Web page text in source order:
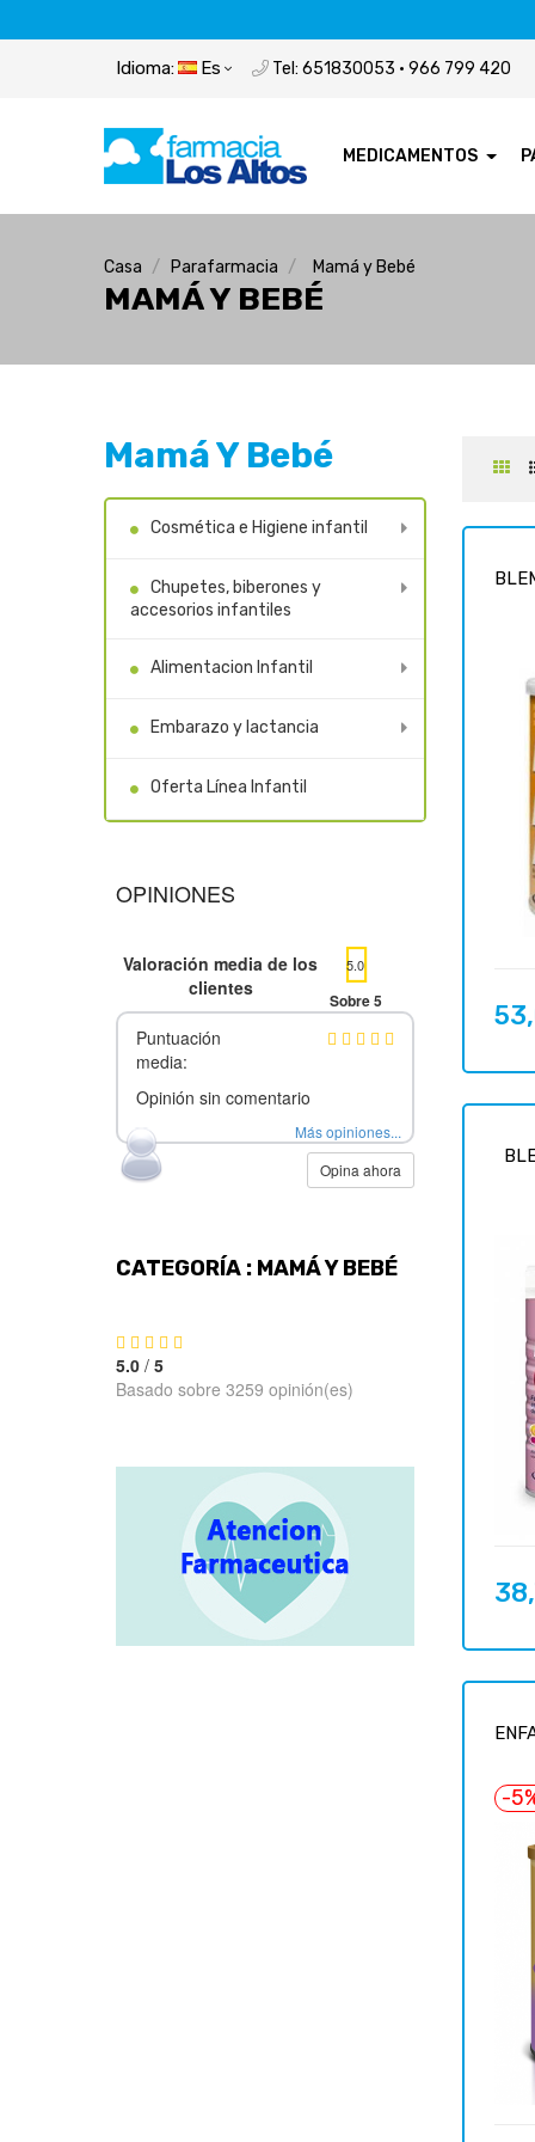
Idioma: Es Tel: 651830053 · 966 799 420
MEDICAMENTOS
Casa Parafarmacia Mamá y Bebé
MAMÁ Y BEBÉ
Mamá Y Bebé
Cosmética e Higiene infantil
Chupetes, biberones y
accesorios infantiles
Alimentacion Infantil
Embarazo y lactancia
Oferta Línea Infantil
OPINIONES
Valoración media de los
clientes
5.0
Sobre 5
Puntuación
media:
Opinión sin comentario
Más opiniones...
Opina ahora
CATEGORÍA : MAMÁ Y BEBÉ
5.0 / 5
Basado sobre 3259 opinión(es)
-